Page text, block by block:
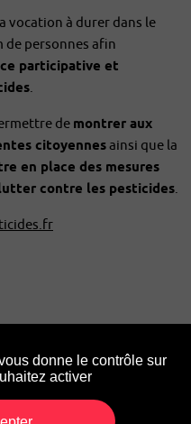
vocation à durer dans le
de personnes afin
participative et
.
de montrer aux
citoyennesainsi que la
en place des mesures
contre les pesticides.
donne le contrôle sur
activer